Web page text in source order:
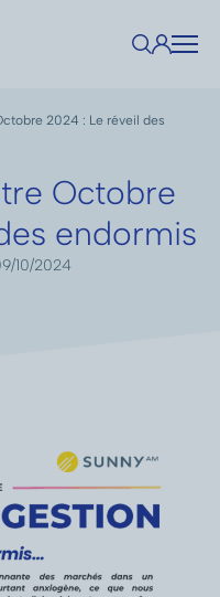
2024 : Le réveil des
Octobre
endormis
10/2024